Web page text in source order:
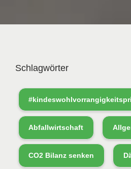
Schlagwörter
Abfallwirtschaft
CO2 Bilanz senken